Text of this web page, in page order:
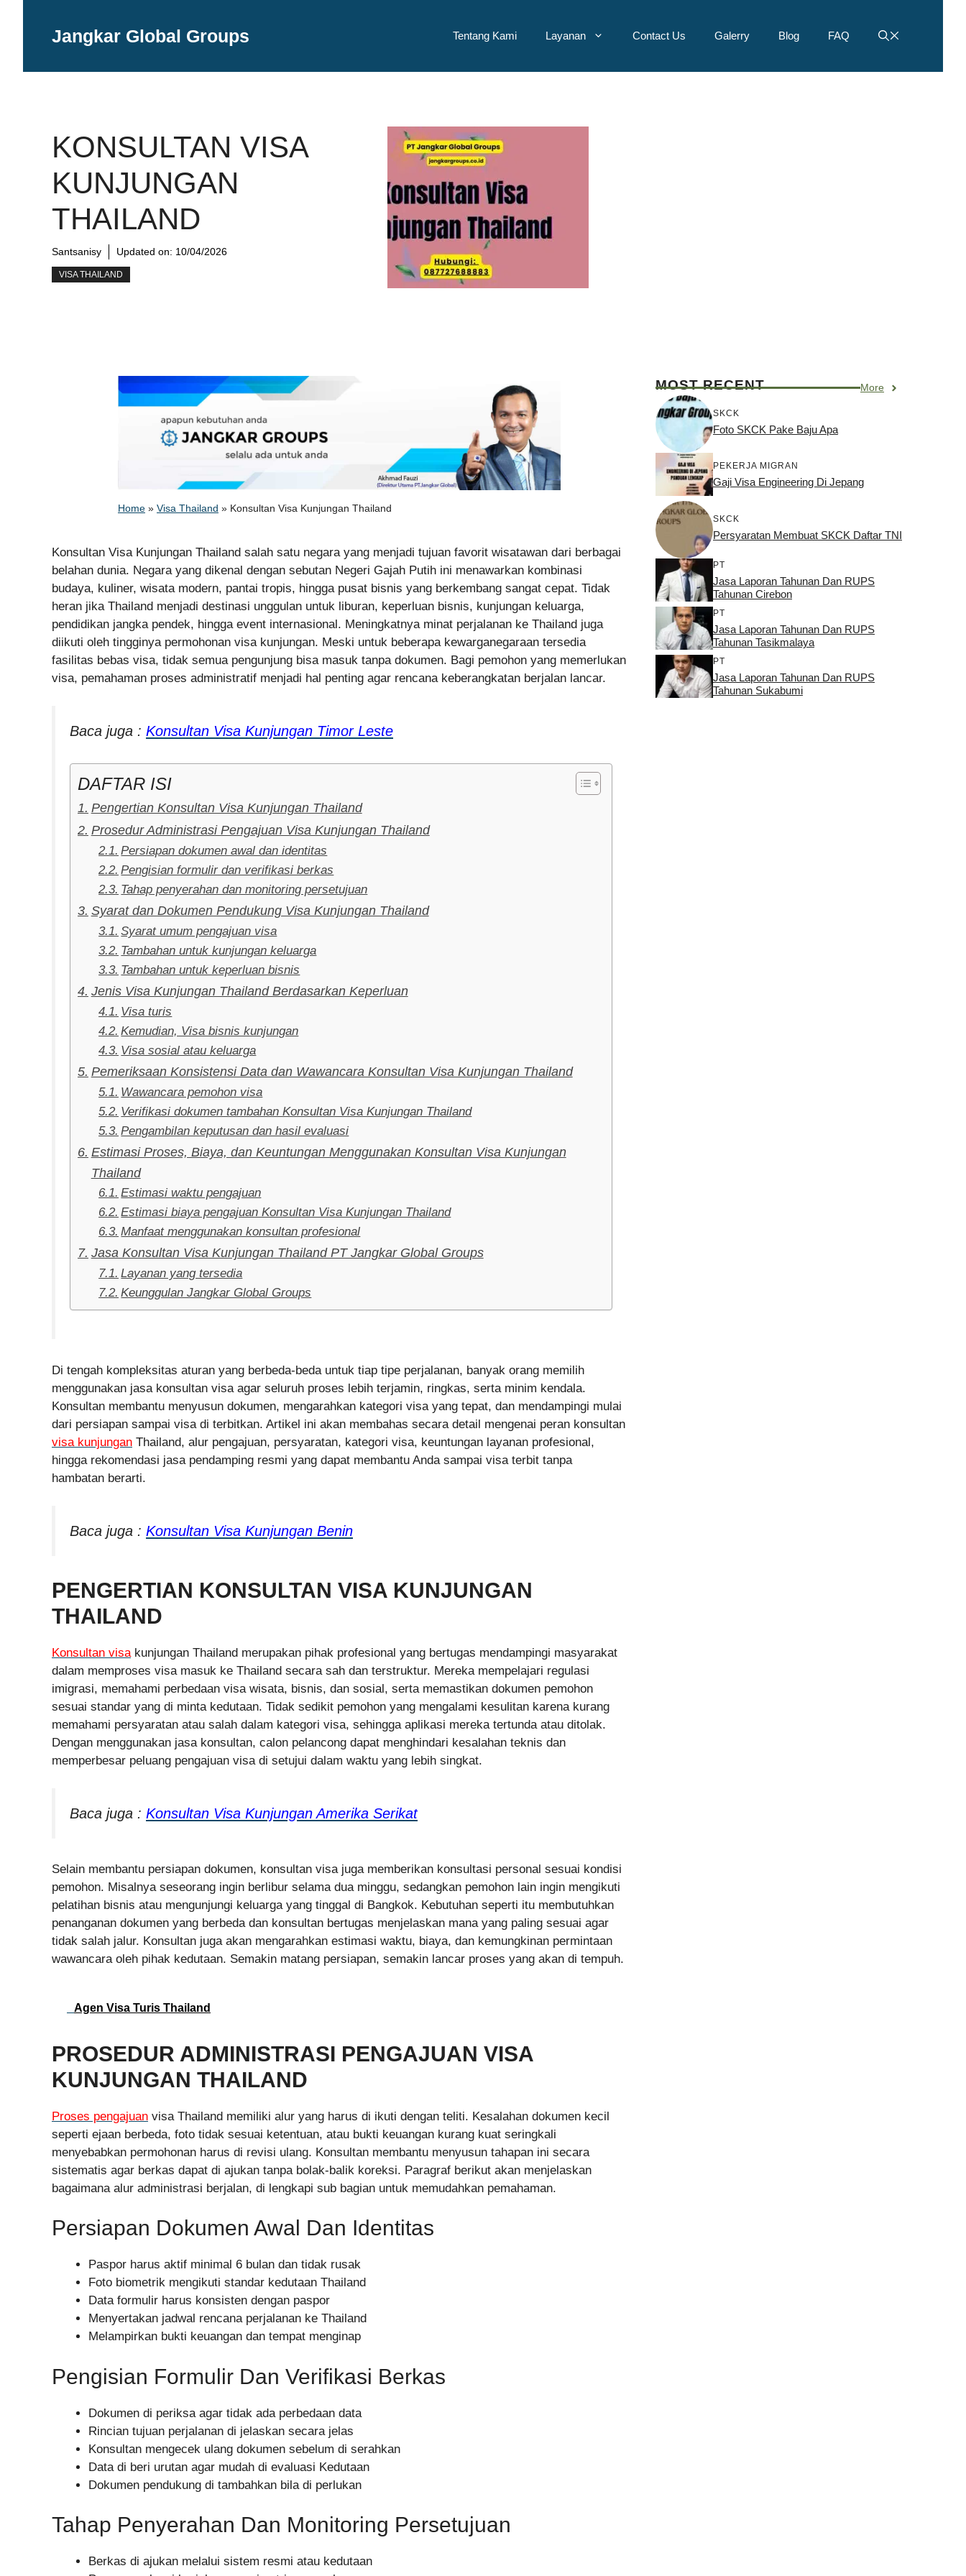
Jangkar Global Groups Tentang Kami Layanan Contact Us Galerry Blog FAQ
KONSULTAN VISA
KUNJUNGAN
THAILAND
Santsanisy Updated on: 10/04/2026
VISA THAILAND
Home » Visa Thailand » Konsultan Visa Kunjungan Thailand
Konsultan Visa Kunjungan Thailand salah satu negara yang menjadi tujuan favorit wisatawan dari berbagai
belahan dunia. Negara yang dikenal dengan sebutan Negeri Gajah Putih ini menawarkan kombinasi
budaya, kuliner, wisata modern, pantai tropis, hingga pusat bisnis yang berkembang sangat cepat. Tidak
heran jika Thailand menjadi destinasi unggulan untuk liburan, keperluan bisnis, kunjungan keluarga,
pendidikan jangka pendek, hingga event internasional. Meningkatnya minat perjalanan ke Thailand juga
diikuti oleh tingginya permohonan visa kunjungan. Meski untuk beberapa kewarganegaraan tersedia
fasilitas bebas visa, tidak semua pengunjung bisa masuk tanpa dokumen. Bagi pemohon yang memerlukan
visa, pemahaman proses administratif menjadi hal penting agar rencana keberangkatan berjalan lancar.
Baca juga : Konsultan Visa Kunjungan Timor Leste
DAFTAR ISI
Pengertian Konsultan Visa Kunjungan Thailand
Prosedur Administrasi Pengajuan Visa Kunjungan Thailand
Persiapan dokumen awal dan identitas
Pengisian formulir dan verifikasi berkas
Tahap penyerahan dan monitoring persetujuan
Syarat dan Dokumen Pendukung Visa Kunjungan Thailand
Syarat umum pengajuan visa
Tambahan untuk kunjungan keluarga
Tambahan untuk keperluan bisnis
Jenis Visa Kunjungan Thailand Berdasarkan Keperluan
Visa turis
Kemudian, Visa bisnis kunjungan
Visa sosial atau keluarga
Pemeriksaan Konsistensi Data dan Wawancara Konsultan Visa Kunjungan Thailand
Wawancara pemohon visa
Verifikasi dokumen tambahan Konsultan Visa Kunjungan Thailand
Pengambilan keputusan dan hasil evaluasi
Estimasi Proses, Biaya, dan Keuntungan Menggunakan Konsultan Visa Kunjungan
Thailand
Estimasi waktu pengajuan
Estimasi biaya pengajuan Konsultan Visa Kunjungan Thailand
Manfaat menggunakan konsultan profesional
Jasa Konsultan Visa Kunjungan Thailand PT Jangkar Global Groups
Layanan yang tersedia
Keunggulan Jangkar Global Groups
Di tengah kompleksitas aturan yang berbeda-beda untuk tiap tipe perjalanan, banyak orang memilih
menggunakan jasa konsultan visa agar seluruh proses lebih terjamin, ringkas, serta minim kendala.
Konsultan membantu menyusun dokumen, mengarahkan kategori visa yang tepat, dan mendampingi mulai
dari persiapan sampai visa di terbitkan. Artikel ini akan membahas secara detail mengenai peran konsultan
visa kunjungan Thailand, alur pengajuan, persyaratan, kategori visa, keuntungan layanan profesional,
hingga rekomendasi jasa pendamping resmi yang dapat membantu Anda sampai visa terbit tanpa
hambatan berarti.
Baca juga : Konsultan Visa Kunjungan Benin
PENGERTIAN KONSULTAN VISA KUNJUNGAN
THAILAND
Konsultan visakunjungan Thailand merupakan pihak profesional yang bertugas mendampingi masyarakat
dalam memproses visa masuk ke Thailand secara sah dan terstruktur. Mereka mempelajari regulasi
imigrasi, memahami perbedaan visa wisata, bisnis, dan sosial, serta memastikan dokumen pemohon
sesuai standar yang di minta kedutaan. Tidak sedikit pemohon yang mengalami kesulitan karena kurang
memahami persyaratan atau salah dalam kategori visa, sehingga aplikasi mereka tertunda atau ditolak.
Dengan menggunakan jasa konsultan, calon pelancong dapat menghindari kesalahan teknis dan
memperbesar peluang pengajuan visa di setujui dalam waktu yang lebih singkat.
Baca juga : Konsultan Visa Kunjungan Amerika Serikat
Selain membantu persiapan dokumen, konsultan visa juga memberikan konsultasi personal sesuai kondisi
pemohon. Misalnya seseorang ingin berlibur selama dua minggu, sedangkan pemohon lain ingin mengikuti
pelatihan bisnis atau mengunjungi keluarga yang tinggal di Bangkok. Kebutuhan seperti itu membutuhkan
penanganan dokumen yang berbeda dan konsultan bertugas menjelaskan mana yang paling sesuai agar
tidak salah jalur. Konsultan juga akan mengarahkan estimasi waktu, biaya, dan kemungkinan permintaan
wawancara oleh pihak kedutaan. Semakin matang persiapan, semakin lancar proses yang akan di tempuh.
Agen Visa Turis Thailand
PROSEDUR ADMINISTRASI PENGAJUAN VISA
KUNJUNGAN THAILAND
Proses pengajuan visa Thailand memiliki alur yang harus di ikuti dengan teliti. Kesalahan dokumen kecil
seperti ejaan berbeda, foto tidak sesuai ketentuan, atau bukti keuangan kurang kuat seringkali
menyebabkan permohonan harus di revisi ulang. Konsultan membantu menyusun tahapan ini secara
sistematis agar berkas dapat di ajukan tanpa bolak-balik koreksi. Paragraf berikut akan menjelaskan
bagaimana alur administrasi berjalan, di lengkapi sub bagian untuk memudahkan pemahaman.
Persiapan Dokumen Awal Dan Identitas
Paspor harus aktif minimal 6 bulan dan tidak rusak
Foto biometrik mengikuti standar kedutaan Thailand
Data formulir harus konsisten dengan paspor
Menyertakan jadwal rencana perjalanan ke Thailand
Melampirkan bukti keuangan dan tempat menginap
Pengisian Formulir Dan Verifikasi Berkas
Dokumen di periksa agar tidak ada perbedaan data
Rincian tujuan perjalanan di jelaskan secara jelas
Konsultan mengecek ulang dokumen sebelum di serahkan
Data di beri urutan agar mudah di evaluasi Kedutaan
Dokumen pendukung di tambahkan bila di perlukan
Tahap Penyerahan Dan Monitoring Persetujuan
Berkas di ajukan melalui sistem resmi atau kedutaan
MOST RECENT More
SKCK
Foto SKCK Pake Baju Apa
PEKERJA MIGRAN
Gaji Visa Engineering Di Jepang
SKCK
Persyaratan Membuat SKCK Daftar TNI
PT
Jasa Laporan Tahunan Dan RUPS
Tahunan Cirebon
PT
Jasa Laporan Tahunan Dan RUPS
Tahunan Tasikmalaya
PT
Jasa Laporan Tahunan Dan RUPS
Tahunan Sukabumi